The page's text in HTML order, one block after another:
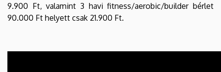
9.900 Ft, valamint 3 havi fitness/aerobic/builder bérlet
90.000 Ft helyett csak 21.900 Ft.